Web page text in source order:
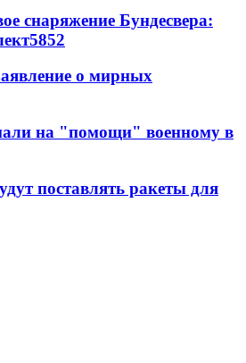
снаряжение Бундесвера:
5852
о мирных
на "помощи" военному в
поставлять ракеты для